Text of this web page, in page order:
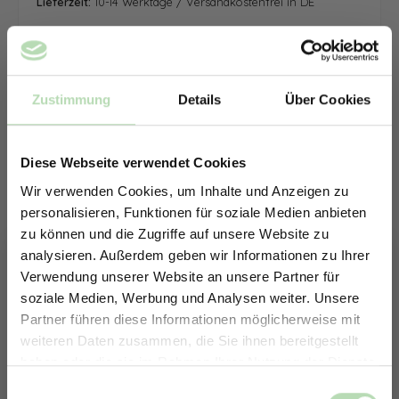
Zustimmung Details Über Cookies
Diese Webseite verwendet Cookies
Wir verwenden Cookies, um Inhalte und Anzeigen zu
personalisieren, Funktionen für soziale Medien anbieten
zu können und die Zugriffe auf unsere Website zu
analysieren. Außerdem geben wir Informationen zu Ihrer
Verwendung unserer Website an unsere Partner für
soziale Medien, Werbung und Analysen weiter. Unsere
Partner führen diese Informationen möglicherweise mit
weiteren Daten zusammen, die Sie ihnen bereitgestellt
haben oder die sie im Rahmen Ihrer Nutzung der Dienste
ERHALTE 5% RABATT AUF
DEINE RÜCKWÄNDE